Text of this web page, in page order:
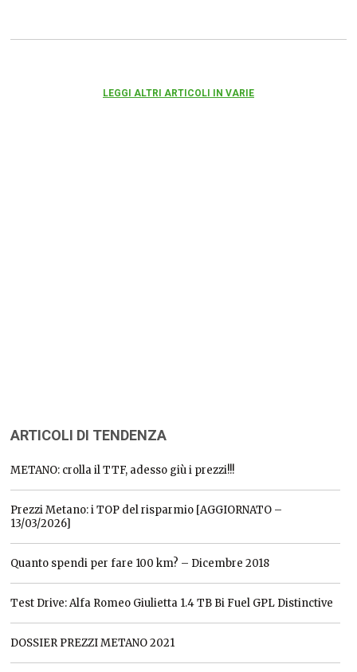
LEGGI ALTRI ARTICOLI IN VARIE
ARTICOLI DI TENDENZA
METANO: crolla il TTF, adesso giù i prezzi!!!
Prezzi Metano: i TOP del risparmio [AGGIORNATO –
13/03/2026]
Quanto spendi per fare 100 km? – Dicembre 2018
Test Drive: Alfa Romeo Giulietta 1.4 TB Bi Fuel GPL Distinctive
DOSSIER PREZZI METANO 2021